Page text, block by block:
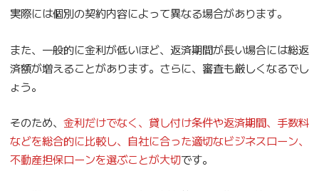
実際には個別の契約内容によって異なる場合があります。
また、一般的に金利が低いほど、返済期間が長い場合には総返
済額が増えることがあります。さらに、審査も厳しくなるでし
ょう。
そのため、 金利だけでなく、貸し付け条件や返済期間、手数料
などを総合的に比較し、自社に合った適切なビジネスローン、
不動産担保ローンを選ぶことが大切です。